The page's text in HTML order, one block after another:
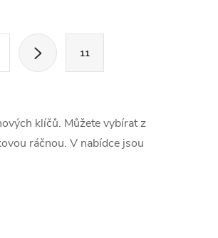
11
klíčů. Můžete vybírat z
ráčnou. V nabídce jsou